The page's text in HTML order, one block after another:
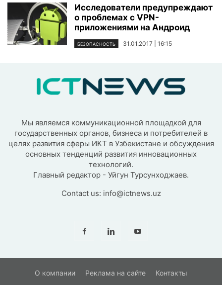
Исследователи предупреждают
о проблемах с VPN-
приложениями на Андроид
БЕЗОПАСНОСТЬ 31.01.2017 | 16:15
Мы являемся коммуникационной площадкой для
государственных органов, бизнеса и потребителей в
целях развития сферы ИКТ в Узбекистане и обсуждения
основных тенденций развития инновационных
технологий.
Главный редактор - Уйгун Турсунходжаев.
Contact us: info@ictnews.uz
О компании Реклама на сайте Контакты